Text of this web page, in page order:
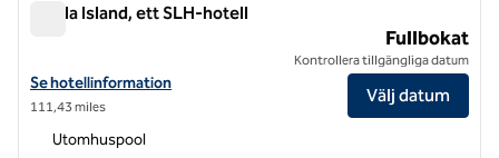
Calala Island, ett SLH-hotell
Visa hotelluppgifter för Calala Island, ett SLH-hotell
Se hotellinformation
111,43 miles
Fullbokat
Kontrollera tillgängliga datum
Välj datum
Utomhuspool